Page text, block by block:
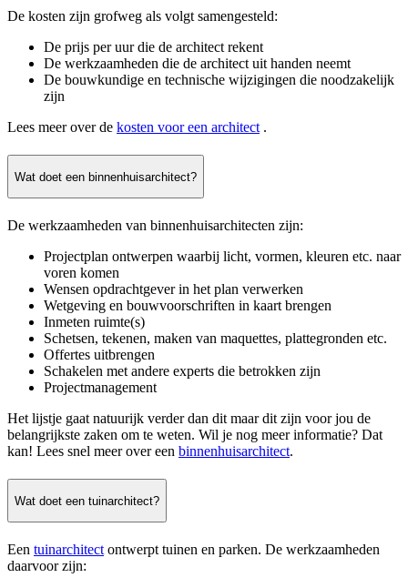
De kosten zijn grofweg als volgt samengesteld:
De prijs per uur die de architect rekent
De werkzaamheden die de architect uit handen neemt
De bouwkundige en technische wijzigingen die noodzakelijk
zijn
Lees meer over de kosten voor een architect .
Wat doet een binnenhuisarchitect?
De werkzaamheden van binnenhuisarchitecten zijn:
Projectplan ontwerpen waarbij licht, vormen, kleuren etc. naar
voren komen
Wensen opdrachtgever in het plan verwerken
Wetgeving en bouwvoorschriften in kaart brengen
Inmeten ruimte(s)
Schetsen, tekenen, maken van maquettes, plattegronden etc.
Offertes uitbrengen
Schakelen met andere experts die betrokken zijn
Projectmanagement
Het lijstje gaat natuurijk verder dan dit maar dit zijn voor jou de
belangrijkste zaken om te weten. Wil je nog meer informatie? Dat
kan! Lees snel meer over een binnenhuisarchitect.
Wat doet een tuinarchitect?
Een tuinarchitect ontwerpt tuinen en parken. De werkzaamheden
daarvoor zijn: